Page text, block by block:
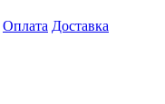
Оплата Доставка